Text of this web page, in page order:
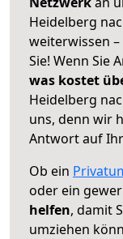
Heidelberg
weiterwissen
Sie! Wenn Sie
was kostet
Heidelberg
uns, denn wir
Antwort auf
Ob ein
oder ein
helfen, damit
umziehen